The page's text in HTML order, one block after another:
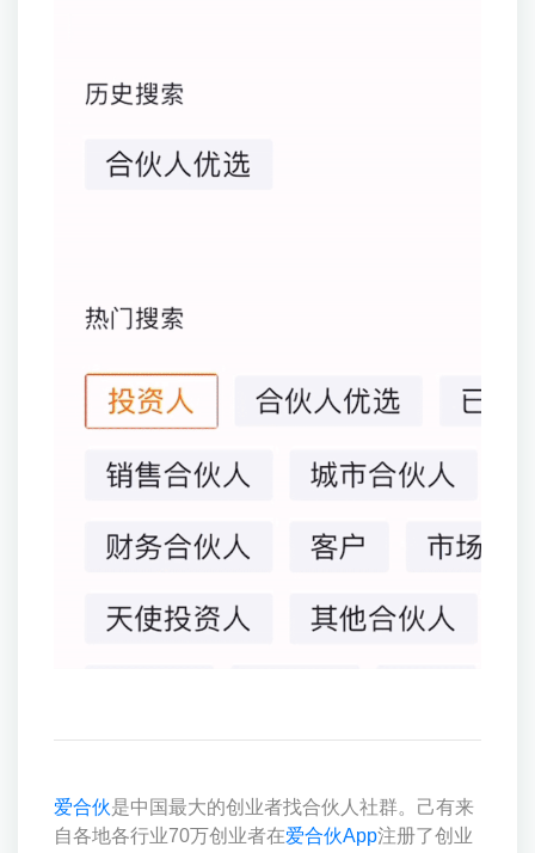
爱合伙是中国最大的创业者找合伙人社群。己有来
自各地各行业70万创业者在爱合伙App注册了创业